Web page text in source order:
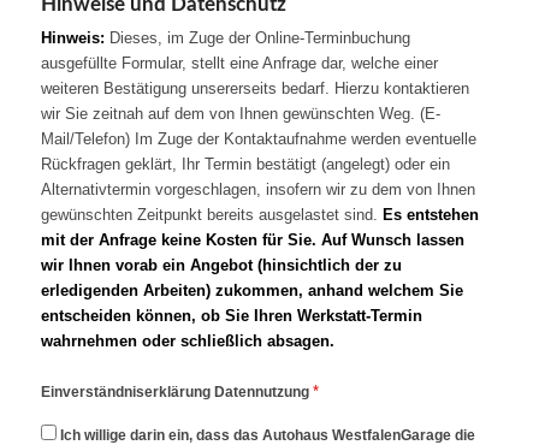
Hinweis: Dieses, im Zuge der Online-Terminbuchung
ausgefüllte Formular, stellt eine Anfrage dar, welche einer
weiteren Bestätigung unsererseits bedarf. Hierzu kontaktieren
wir Sie zeitnah auf dem von Ihnen gewünschten Weg. (E-
Mail/Telefon) Im Zuge der Kontaktaufnahme werden eventuelle
Rückfragen geklärt, Ihr Termin bestätigt (angelegt) oder ein
Alternativtermin vorgeschlagen, insofern wir zu dem von Ihnen
gewünschten Zeitpunkt bereits ausgelastet sind. Es entstehen
mit der Anfrage keine Kosten für Sie. Auf Wunsch lassen
wir Ihnen vorab ein Angebot (hinsichtlich der zu
erledigenden Arbeiten) zukommen, anhand welchem Sie
entscheiden können, ob Sie Ihren Werkstatt-Termin
wahrnehmen oder schließlich absagen.
Einverständniserklärung Datennutzung *
Ich willige darin ein, dass das Autohaus WestfalenGarage die